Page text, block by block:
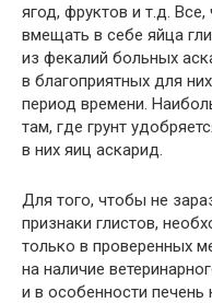
ягод, фруктов и т.д.
вмещать в себе яйца
из фекалий больных
в благоприятных для
период времени.
там, где грунт
в них яиц аскарид.
Для того, чтобы не
признаки глистов,
только в проверенных
на наличие
и в особенности печень